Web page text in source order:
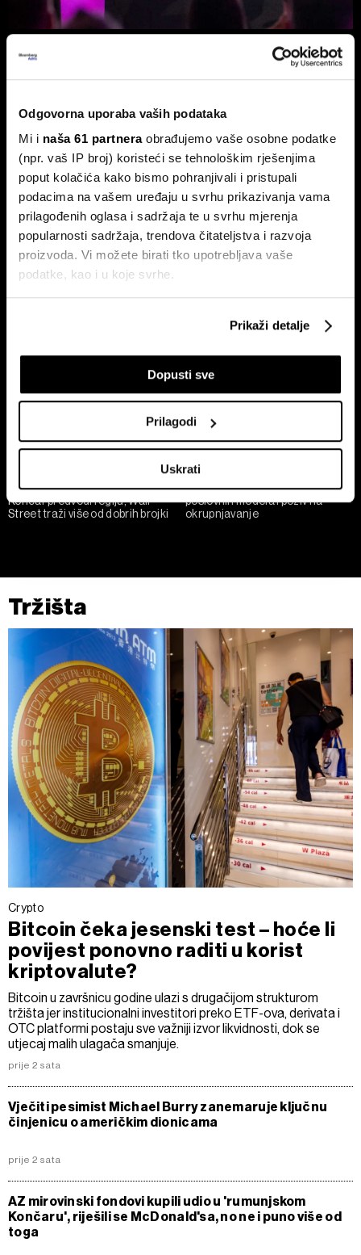
Odgovorna uporaba vaših podataka
Mi i naša 61 partneraobrađujemo vaše osobne podatke
(npr. vaš IP broj) koristeći se tehnološkim rješenjima
poput kolačića kako bismo pohranjivali i pristupali
podacima na vašem uređaju u svrhu prikazivanja vama
prilagođenih oglasa i sadržaja te u svrhu mjerenja
popularnosti sadržaja, trendova čitateljstva i razvoja
proizvoda. Vi možete birati tko upotrebljava vaše
podatke, kao i u koje svrhe.
Prikupljati podatke o vašoj geografskoj lokaciji,
koji mogu biti precizni do radijusa od nekoliko metara
Prepoznati vaš uređaj tako što ćemo aktivno
skenirati njegove određene karakteristike ("uzimanje
kako se obrađuje vaše osobne podatke te postaviti svoje
preferencije. Svoju privolu možete u svakom trenutku
izmijeniti ili povući u Izjavi o kolačićima.
Kolačiće u bilo kojem trenutku možete ponovno ažurirati klikom
na „Prikaži detalje“. Privolu možete u bilo kojem trenutku
povući bez negativnih posljedica.
Prikaži detalje
Dopusti sve
Prilagodi
Uskrati
Burze usporile, ali Adris i Telekom
protekli mjesec.
Ljetno zatišje na burzama: zašto
strategija?
burza u ljetnom zatišju. BBA
Sezona rezultata u fokusu:
Končar predvodi regiju, Wall
Street traži više od dobrih brojki
Rast cijena sirutke: test
poslovnih modela i poziv na
okrupnjavanje
Tržišta
Crypto
Bitcoin čeka jesenski test – hoće li
povijest ponovno raditi u korist
kriptovalute?
Bitcoin u završnicu godine ulazi s drugačijom strukturom
tržišta jer institucionalni investitori preko ETF-ova, derivata i
OTC platformi postaju sve važniji izvor likvidnosti, dok se
utjecaj malih ulagača smanjuje.
prije 2 sata
Vječiti pesimist Michael Burry zanemaruje ključnu
činjenicu o američkim dionicama
prije 2 sata
AZ mirovinski fondovi kupili udio u 'rumunjskom
Končaru', riješili se McDonald'sa, no ne i puno više od
toga